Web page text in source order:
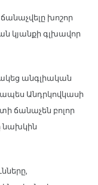
խոշոր
կյանքի գլխավոր
անգլիական
Անդրկովկասի
ճանաչեն բոլոր
նախկին